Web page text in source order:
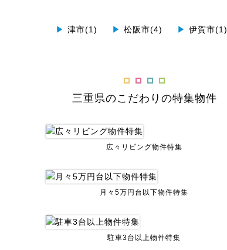
▶ 津市(1) ▶ 松阪市(4) ▶ 伊賀市(1)
三重県のこだわりの特集物件
広々リビング物件特集
月々5万円台以下物件特集
駐車3台以上物件特集